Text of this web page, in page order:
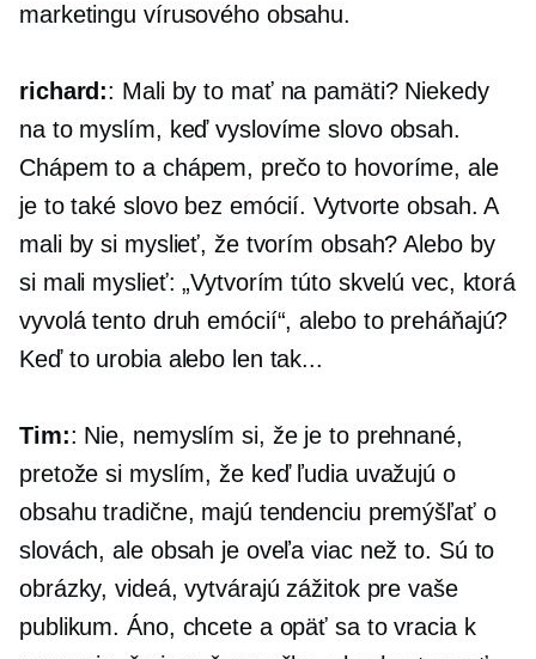
marketingu vírusového obsahu.
richard:: Mali by to mať na pamäti? Niekedy
na to myslím, keď vyslovíme slovo obsah.
Chápem to a chápem, prečo to hovoríme, ale
je to také slovo bez emócií. Vytvorte obsah. A
mali by si myslieť, že tvorím obsah? Alebo by
si mali myslieť: „Vytvorím túto skvelú vec, ktorá
vyvolá tento druh emócií“, alebo to preháňajú?
Keď to urobia alebo len tak...
Tim:: Nie, nemyslím si, že je to prehnané,
pretože si myslím, že keď ľudia uvažujú o
obsahu tradične, majú tendenciu premýšľať o
slovách, ale obsah je oveľa viac než to. Sú to
obrázky, videá, vytvárajú zážitok pre vaše
publikum. Áno, chcete a opäť sa to vracia k